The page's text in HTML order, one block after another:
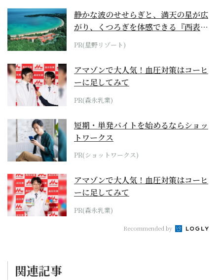
静かな波のせせらぎと、満天の星が広
がり、くつろぎを体感できる『西表島
ホテル by...
PR(星野リゾート)
アマゾンで大人気！血圧対策はコーヒ
ーに足してみて
PR(森永乳業)
短期・単発バイトを始めるならショッ
トワークス
PR(ショットワークス)
アマゾンで大人気！血圧対策はコーヒ
ーに足してみて
PR(森永乳業)
Recommended by
関連記事